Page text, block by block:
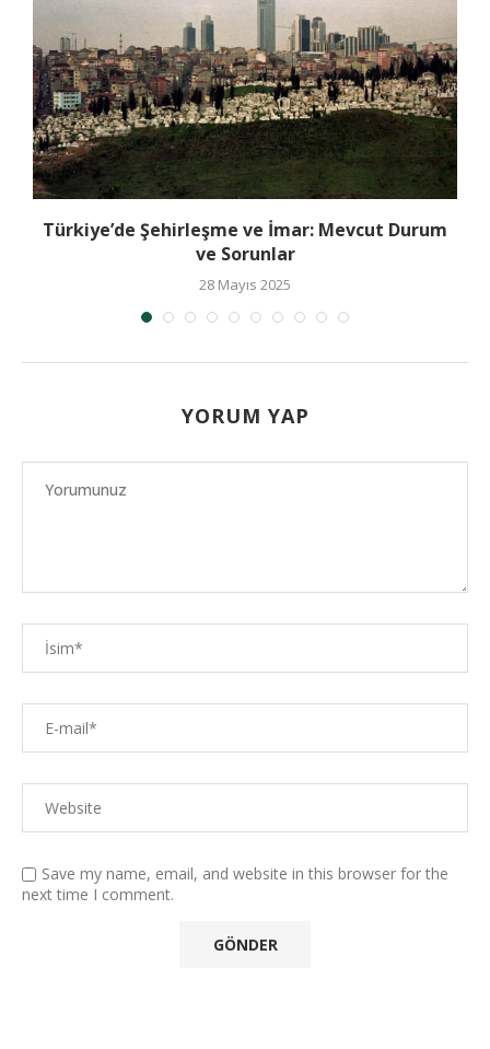
Türkiye’de Şehirleşme ve İmar: Mevcut Durum
ve Sorunlar
28 Mayıs 2025
YORUM YAP
Save my name, email, and website in this browser for the
next time I comment.